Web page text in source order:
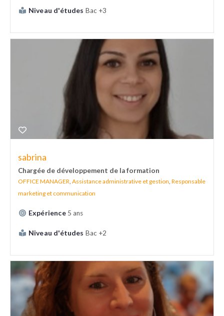
Niveau d'études Bac +3
sabrina
Chargée de développement de la formation
OFFICE MANAGER Assistance administrative et gestion Responsable
marketing et communication
Expérience 5 ans
Niveau d'études Bac +2